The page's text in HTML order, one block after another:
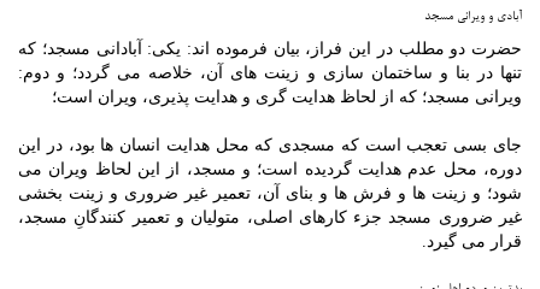
آبادی و ویرانی مسجد
حضرت دو مطلب در این فراز، بیان فرموده اند: یکی: آبادانی مسجد؛ که
تنها در بنا و ساختمان سازی و زینت های آن، خلاصه می گردد؛ و دوم:
ویرانی مسجد؛ که از لحاظ هدایت گری و هدایت پذیری، ویران است؛
جای بسی تعجب است که مسجدی که محل هدایت انسان ها بود، در این
دوره، محل عدم هدایت گردیده است؛ و مسجد، از این لحاظ ویران می
شود؛ و زینت ها و فرش ها و بنای آن، تعمیر غیر ضروری و زینت بخشی
غیر ضروری مسجد جزء کارهای اصلی، متولیان و تعمیر کنندگانِ مسجد،
قرار می گیرد.